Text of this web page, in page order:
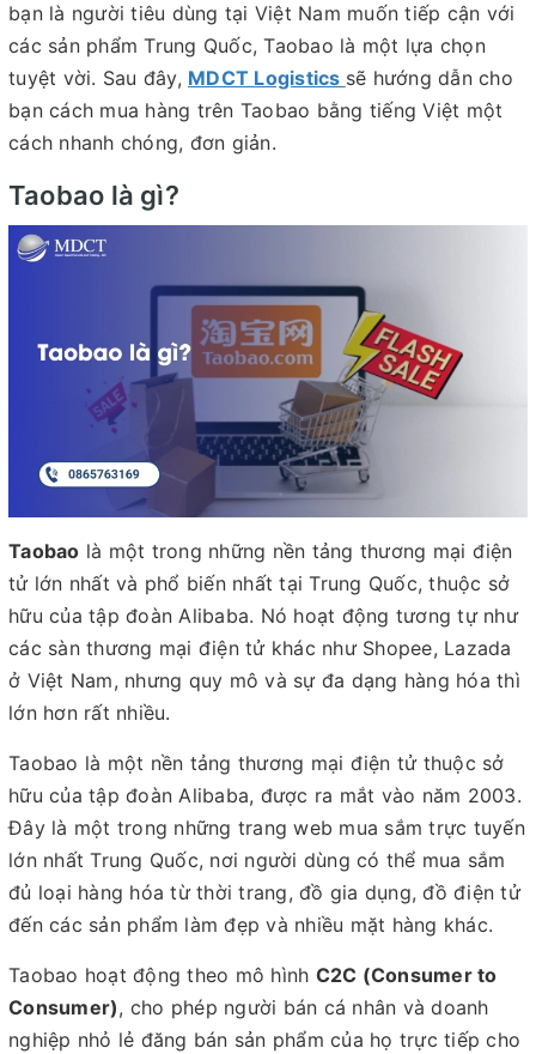
bạn là người tiêu dùng tại Việt Nam muốn tiếp cận với
các sản phẩm Trung Quốc, Taobao là một lựa chọn
tuyệt vời. Sau đây, MDCT Logistics sẽ hướng dẫn cho
bạn cách mua hàng trên Taobao bằng tiếng Việt một
cách nhanh chóng, đơn giản.
Taobao là gì?
Taobao là một trong những nền tảng thương mại điện
tử lớn nhất và phổ biến nhất tại Trung Quốc, thuộc sở
hữu của tập đoàn Alibaba. Nó hoạt động tương tự như
các sàn thương mại điện tử khác như Shopee, Lazada
ở Việt Nam, nhưng quy mô và sự đa dạng hàng hóa thì
lớn hơn rất nhiều.
Taobao là một nền tảng thương mại điện tử thuộc sở
hữu của tập đoàn Alibaba, được ra mắt vào năm 2003.
Đây là một trong những trang web mua sắm trực tuyến
lớn nhất Trung Quốc, nơi người dùng có thể mua sắm
đủ loại hàng hóa từ thời trang, đồ gia dụng, đồ điện tử
đến các sản phẩm làm đẹp và nhiều mặt hàng khác.
Taobao hoạt động theo mô hình C2C (Consumer to
Consumer), cho phép người bán cá nhân và doanh
nghiệp nhỏ lẻ đăng bán sản phẩm của họ trực tiếp cho